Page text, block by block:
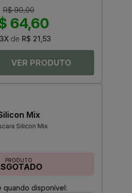
R$ 90,00
64,60
3X de R$ 21,53
Mix
Silicon Mix
PRODUTO
quando disponível: